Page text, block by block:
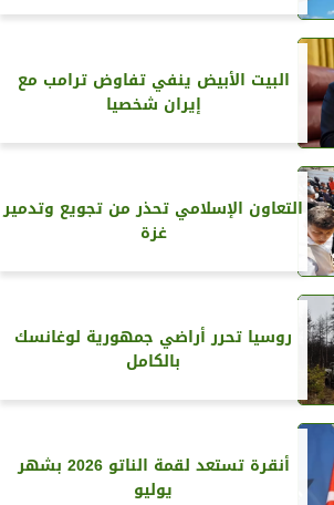
البيت الأبيض ينفي تفاوض ترامب مع
إيران شخصيا
التعاون الإسلامي تحذر من تجويع وتدمير
غزة
روسيا تحرر أراضي جمهورية لوغانسك
بالكامل
أنقرة تستعد لقمة الناتو 2026 بشهر
يوليو